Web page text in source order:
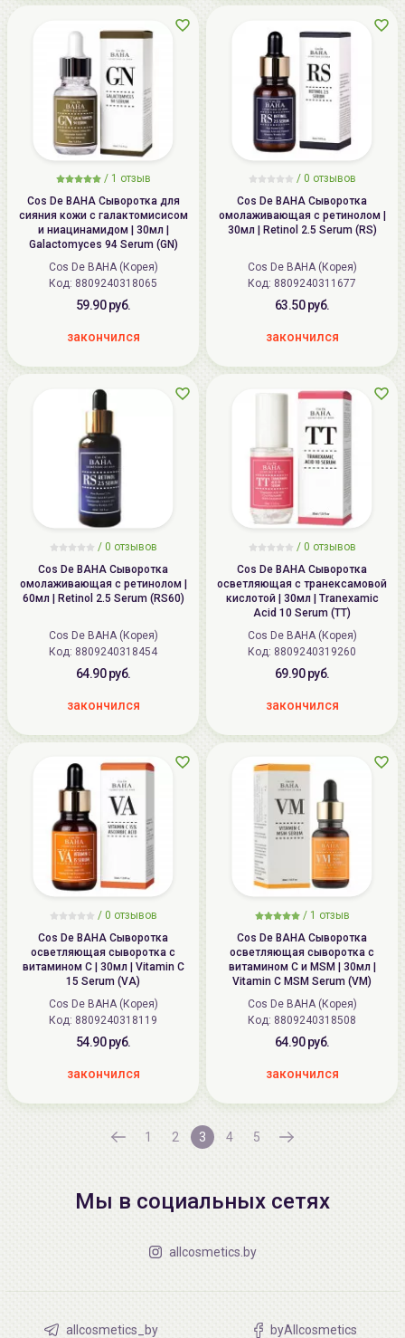
/ 1 отзыв
Cos De BAHA Сыворотка для
сияния кожи с галактомисисом
и ниацинамидом | 30мл |
Galactomyces 94 Serum (GN)
Cos De BAHA (Корея)
Код: 8809240318065
59.90 руб.
закончился
/ 0 отзывов
Cos De BAHA Сыворотка
омолаживающая с ретинолом |
30мл | Retinol 2.5 Serum (RS)
Cos De BAHA (Корея)
Код: 8809240311677
63.50 руб.
закончился
/ 0 отзывов
Cos De BAHA Сыворотка
омолаживающая с ретинолом |
60мл | Retinol 2.5 Serum (RS60)
Cos De BAHA (Корея)
Код: 8809240318454
64.90 руб.
закончился
/ 0 отзывов
Cos De BAHA Сыворотка
осветляющая с транексамовой
кислотой | 30мл | Tranexamic
Acid 10 Serum (TT)
Cos De BAHA (Корея)
Код: 8809240319260
69.90 руб.
закончился
/ 0 отзывов
Cos De BAHA Сыворотка
осветляющая сыворотка с
витамином С | 30мл | Vitamin C
15 Serum (VA)
Cos De BAHA (Корея)
Код: 8809240318119
54.90 руб.
закончился
/ 1 отзыв
Cos De BAHA Сыворотка
осветляющая сыворотка с
витамином С и MSM | 30мл |
Vitamin C MSM Serum (VM)
Cos De BAHA (Корея)
Код: 8809240318508
64.90 руб.
закончился
1 2 3 4 5
Мы в социальных сетях
allcosmetics.by
allcosmetics_by byAllcosmetics